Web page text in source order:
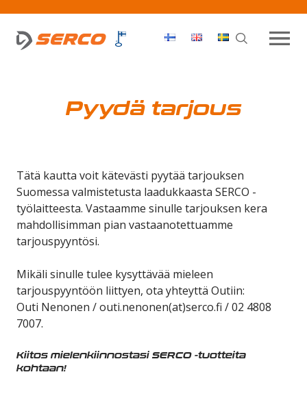
Haku
Pyydä tarjous
Tätä kautta voit kätevästi pyytää tarjouksen
Suomessa valmistetusta laadukkaasta SERCO -
työlaitteesta. Vastaamme sinulle tarjouksen kera
mahdollisimman pian vastaanotettuamme
tarjouspyyntösi.
Mikäli sinulle tulee kysyttävää mieleen
tarjouspyyntöön liittyen, ota yhteyttä Outiin:
Outi Nenonen / outi.nenonen(at)serco.fi / 02 4808
7007.
Kiitos mielenkiinnostasi SERCO -tuotteita
kohtaan!